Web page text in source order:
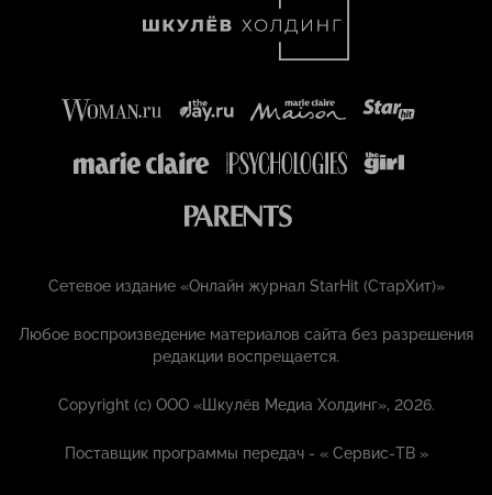
Сетевое издание «Онлайн журнал StarHit (СтарХит)»
Любое воспроизведение материалов сайта без разрешения
редакции воспрещается.
Copyright (с) ООО «Шкулёв Медиа Холдинг», 2026.
Поставщик программы передач - «Сервис-ТВ »